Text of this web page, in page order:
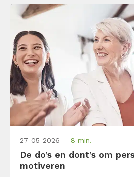
27-05-2026 8 min.
De do’s en dont’s om
motiveren